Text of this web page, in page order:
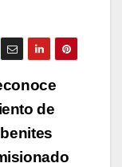
de